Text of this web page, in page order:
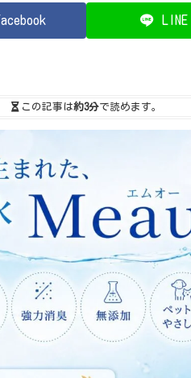
LINE
この記事は約3分で読めます。